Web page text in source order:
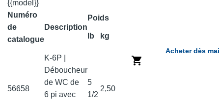
{{model}}
Numéro
de
catalogue
Description
Poids
lb kg
56658
K-6P |
Déboucheur
de WC de
6 pi avec
5
1/2
2,50
Acheter dès